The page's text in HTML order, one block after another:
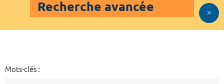
Recherche avancée
Mots-clés :